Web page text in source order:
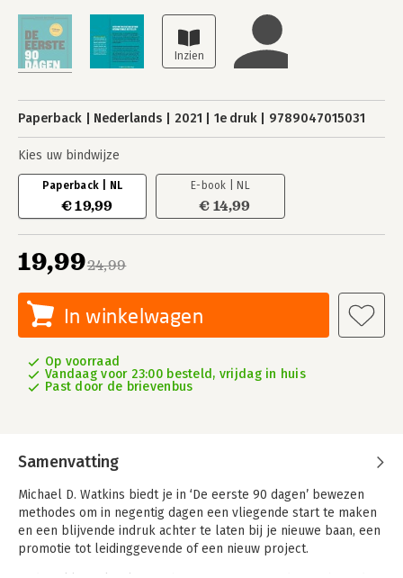
Paperback Nederlands 2021 1e druk 9789047015031
Kies uw bindwijze
Paperback | NL
€ 19,99
E-book | NL
€ 14,99
24,99
19,99
In winkelwagen
Op voorraad
Vandaag voor 23:00 besteld, vrijdag in huis
Past door de brievenbus
Samenvatting
Michael D. Watkins biedt je in ‘De eerste 90 dagen’ bewezen
methodes om in negentig dagen een vliegende start te maken
en een blijvende indruk achter te laten bij je nieuwe baan, een
promotie tot leidinggevende of een nieuw project.